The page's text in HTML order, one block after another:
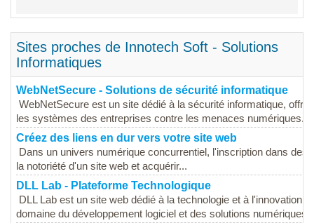
Sites proches de Innotech Soft - Solutions
Informatiques
WebNetSecure - Solutions de sécurité informatique
WebNetSecure est un site dédié à la sécurité informatique,
les systèmes des entreprises contre les menaces numériques.
Créez des liens en dur vers votre site web
Dans un univers numérique concurrentiel, l'inscription dans
la notoriété d'un site web et acquérir...
DLL Lab - Plateforme Technologique
DLL Lab est un site web dédié à la technologie et à
domaine du développement logiciel et des solutions numériques.